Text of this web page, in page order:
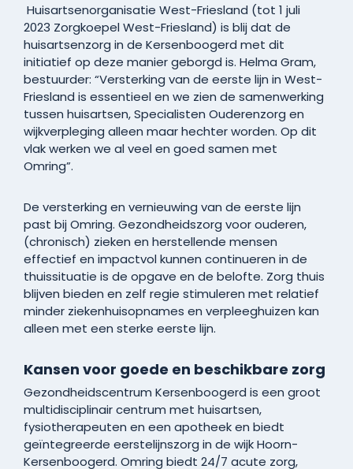
Huisartsenorganisatie West-Friesland (tot 1 juli
2023 Zorgkoepel West-Friesland) is blij dat de
huisartsenzorg in de Kersenboogerd met dit
initiatief op deze manier geborgd is. Helma Gram,
bestuurder: “Versterking van de eerste lijn in West-
Friesland is essentieel en we zien de samenwerking
tussen huisartsen, Specialisten Ouderenzorg en
wijkverpleging alleen maar hechter worden. Op dit
vlak werken we al veel en goed samen met
Omring”.
De versterking en vernieuwing van de eerste lijn
past bij Omring. Gezondheidszorg voor ouderen,
(chronisch) zieken en herstellende mensen
effectief en impactvol kunnen continueren in de
thuissituatie is de opgave en de belofte. Zorg thuis
blijven bieden en zelf regie stimuleren met relatief
minder ziekenhuisopnames en verpleeghuizen kan
alleen met een sterke eerste lijn.
Kansen voor goede en beschikbare zorg
Gezondheidscentrum Kersenboogerd is een groot
multidisciplinair centrum met huisartsen,
fysiotherapeuten en een apotheek en biedt
geïntegreerde eerstelijnszorg in de wijk Hoorn-
Kersenboogerd. Omring biedt 24/7 acute zorg,